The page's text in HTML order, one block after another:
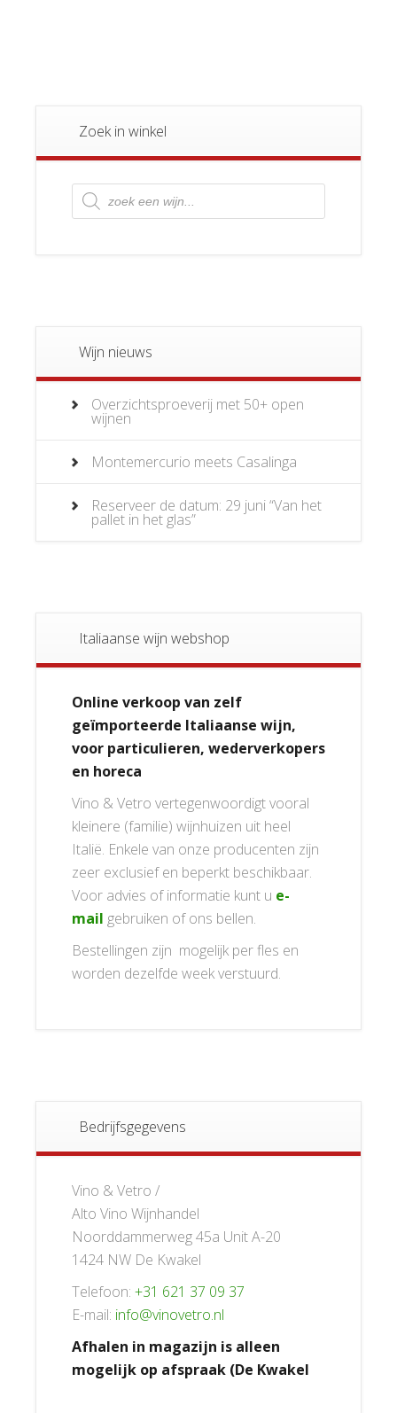
Zoek in winkel
Producten
zoeken
Wijn nieuws
Overzichtsproeverij met 50+ open
wijnen
Montemercurio meets Casalinga
Reserveer de datum: 29 juni “Van het
pallet in het glas”
Italiaanse wijn webshop
Online verkoop van zelf
geïmporteerde Italiaanse wijn,
voor particulieren, wederverkopers
en horeca
Vino & Vetro vertegenwoordigt vooral
kleinere (familie) wijnhuizen uit heel
Italië. Enkele van onze producenten zijn
zeer exclusief en beperkt beschikbaar.
Voor advies of informatie kunt u e-
mail gebruiken of ons bellen.
Bestellingen zijn mogelijk per fles en
worden dezelfde week verstuurd.
Bedrijfsgegevens
Vino & Vetro /
Alto Vino Wijnhandel
Noorddammerweg 45a Unit A-20
1424 NW De Kwakel
Telefoon: +31 621 37 09 37
E-mail: info@vinovetro.nl
Afhalen in magazijn is alleen
mogelijk op afspraak (De Kwakel